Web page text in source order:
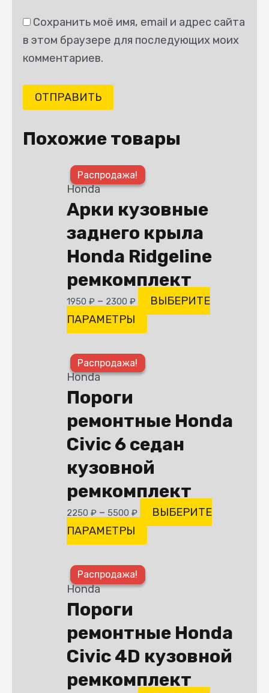
Сохранить моё имя, email и адрес сайта
в этом браузере для последующих моих
комментариев.
Похожие товары
Распродажа!
Распродажа!
Honda
Арки кузовные
заднего крыла
Honda Ridgeline
ремкомплект
1950₽ – 2300₽
ВЫБЕРИТЕ
ПАРАМЕТРЫ
несколько
вариаций.
Опции
можно
выбрать
на
Распродажа!
Распродажа!
Honda
Пороги
ремонтные Honda
Civic 6 седан
кузовной
ремкомплект
2250₽ – 5500₽
ВЫБЕРИТЕ
ПАРАМЕТРЫ
вариаций.
Опции
можно
выбрать
на
странице
товара.
Распродажа!
Распродажа!
Honda
Пороги
ремонтные Honda
Civic 4D кузовной
ремкомплект
вариаций.
можно
выбрать